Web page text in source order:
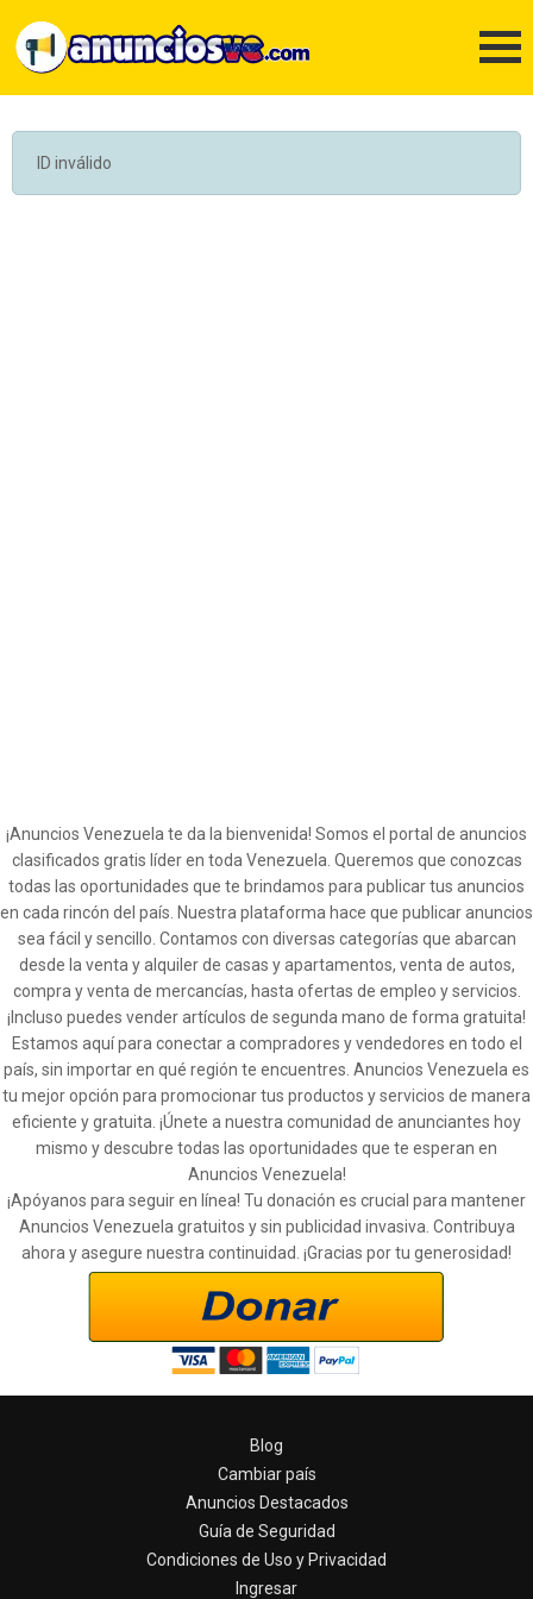
ID inválido
¡Anuncios Venezuela te da la bienvenida! Somos el portal de anuncios
clasificados gratis líder en toda Venezuela. Queremos que conozcas
todas las oportunidades que te brindamos para publicar tus anuncios
en cada rincón del país. Nuestra plataforma hace que publicar anuncios
sea fácil y sencillo. Contamos con diversas categorías que abarcan
desde la venta y alquiler de casas y apartamentos, venta de autos,
compra y venta de mercancías, hasta ofertas de empleo y servicios.
¡Incluso puedes vender artículos de segunda mano de forma gratuita!
Estamos aquí para conectar a compradores y vendedores en todo el
país, sin importar en qué región te encuentres. Anuncios Venezuela es
tu mejor opción para promocionar tus productos y servicios de manera
eficiente y gratuita. ¡Únete a nuestra comunidad de anunciantes hoy
mismo y descubre todas las oportunidades que te esperan en
Anuncios Venezuela!
¡Apóyanos para seguir en línea! Tu donación es crucial para mantener
Anuncios Venezuela gratuitos y sin publicidad invasiva. Contribuya
ahora y asegure nuestra continuidad. ¡Gracias por tu generosidad!
Blog
Cambiar país
Anuncios Destacados
Guía de Seguridad
Condiciones de Uso y Privacidad
Ingresar